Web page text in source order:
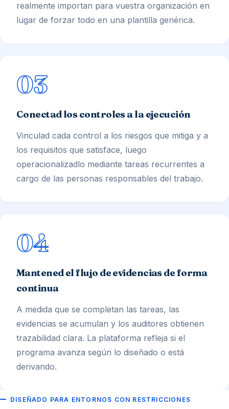
realmente importan para vuestra organización en
lugar de forzar todo en una plantilla genérica.
03
Conectad los controles a la ejecución
Vinculad cada control a los riesgos que mitiga y a
los requisitos que satisface, luego
operacionalizadlo mediante tareas recurrentes a
cargo de las personas responsables del trabajo.
04
Mantened el flujo de evidencias de forma
continua
A medida que se completan las tareas, las
evidencias se acumulan y los auditores obtienen
trazabilidad clara. La plataforma refleja si el
programa avanza según lo diseñado o está
derivando.
DISEÑADO PARA ENTORNOS CON RESTRICCIONES